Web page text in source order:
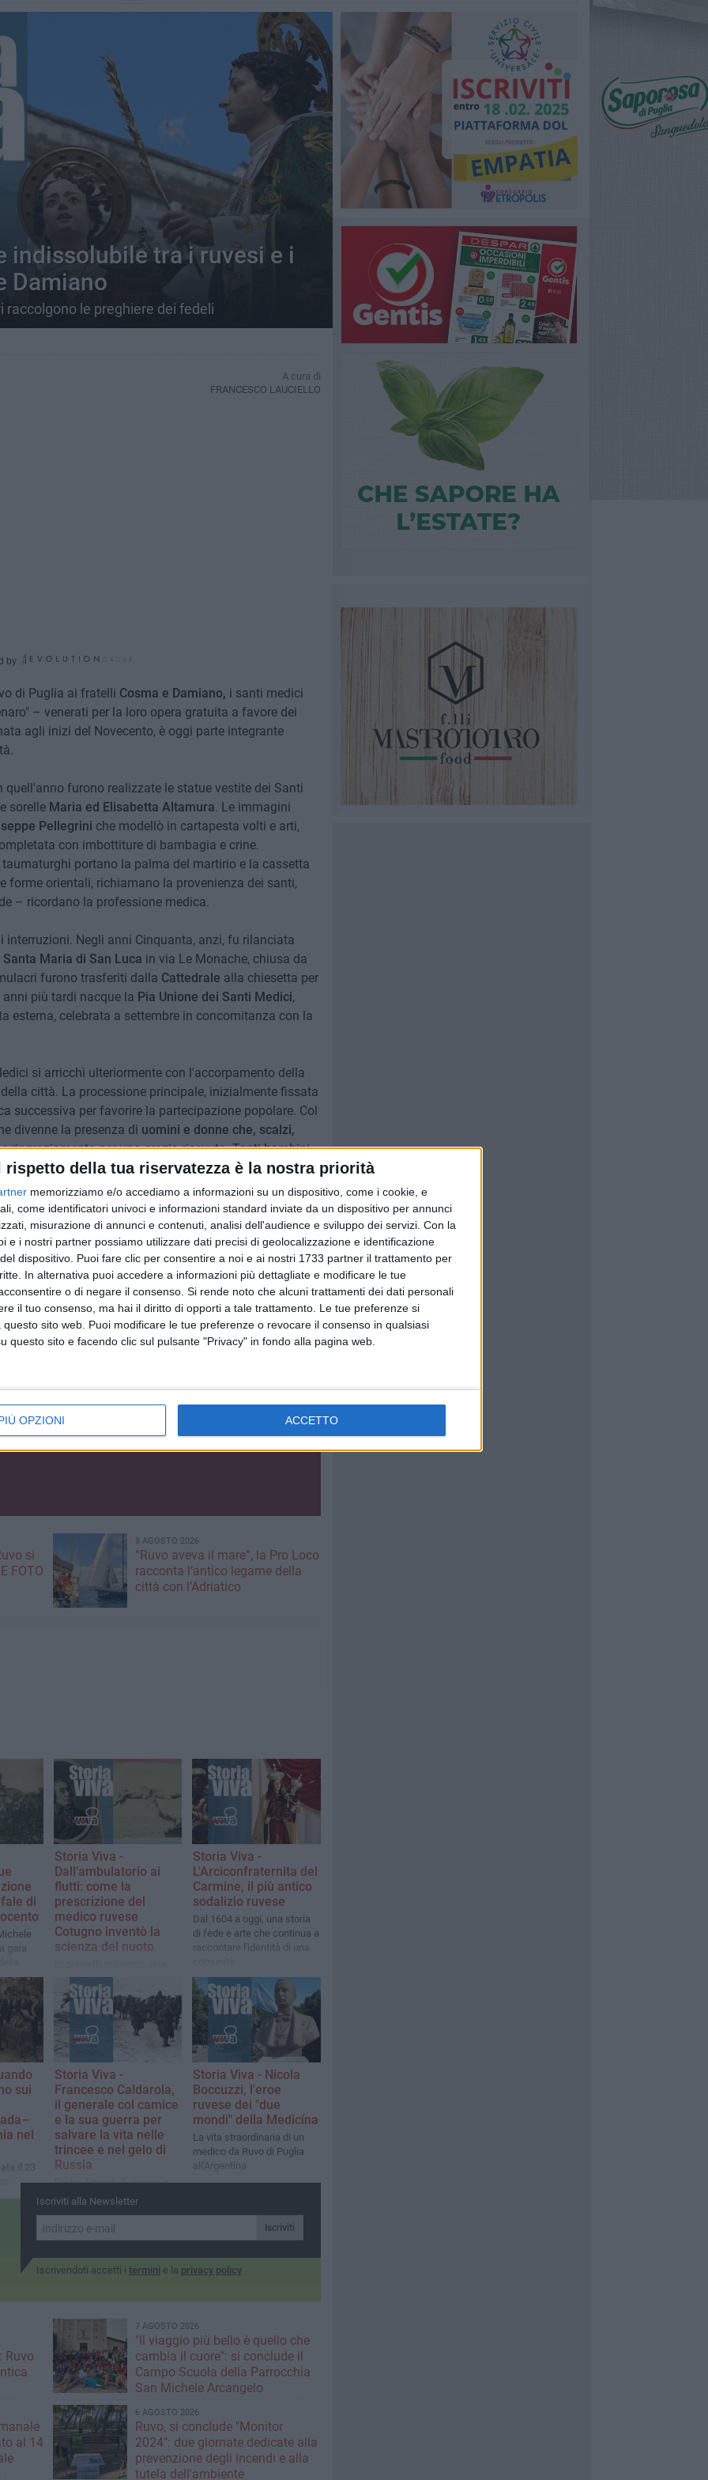
rispetto della tua riservatezza è la nostra priorità
memorizziamo e/o accediamo a informazioni su un dispositivo, come i cookie, e
come identificatori univoci e informazioni standard inviate da un dispositivo per annunci
misurazione di annunci e contenuti, analisi dell'audience e sviluppo dei servizi. Con la
e i nostri partner possiamo utilizzare dati precisi di geolocalizzazione e identificazione
dispositivo. Puoi fare clic per consentire a noi e ai nostri 1733 partner il trattamento per
In alternativa puoi accedere a informazioni più dettagliate e modificare le tue
o di negare il consenso. Si rende noto che alcuni trattamenti dei dati personali
il tuo consenso, ma hai il diritto di opporti a tale trattamento. Le tue preferenze si
sito web. Puoi modificare le tue preferenze o revocare il consenso in qualsiasi
questo sito e facendo clic sul pulsante "Privacy" in fondo alla pagina web.
OPZIONI ACCETTO
indissolubile tra i ruvesi e i
Damiano
le preghiere dei fedeli
A cura di
FRANCESCO LAUCIELLO
by
di Puglia ai fratelli Cosma e Damiano, i santi medici
– venerati per la loro opera gratuita a favore dei
agli inizi del Novecento, è oggi parte integrante
furono realizzate le statue vestite dei Santi
sorelle Maria ed Elisabetta Altamura. Le immagini
Pellegrini che modellò in cartapesta volti e arti,
con imbottiture di bambagia e crine.
portano la palma del martirio e la cassetta
forme orientali, richiamano la provenienza dei santi,
– ricordano la professione medica.
interruzioni. Negli anni Cinquanta, anzi, fu rilanciata
Santa Maria di San Luca in via Le Monache, chiusa da
furono trasferiti dalla Cattedrale alla chiesetta per
anni più tardi nacque la Pia Unione dei Santi Medici,
esterna, celebrata a settembre in concomitanza con la
si arricchì ulteriormente con l'accorpamento della
città. La processione principale, inizialmente fissata
successiva per favorire la partecipazione popolare. Col
divenne la presenza di uomini e donne che, scalzi,
ringraziamento per una grazia ricevuta. Tanti bambini
abiti realizzati a modello di quelli dei santi:
ricevuta, veri ex voto viventi.
a un accurato restauro, seguito dalla
e le arricchì con nuove palme d'argento e un
in occasione del centenario delle statue, una
due nuove vesti, riccamente decorate e ricamate in
le statue dei Santi Medici continuano a essere
ruvese. Cosma e Damiano, medici senza denaro,
generazioni di fedeli che li invocano con devozione.
si
FOTO
8 AGOSTO 2026
“Ruvo aveva il mare”, la Pro Loco
racconta l’antico legame della
città con l’Adriatico
di
gara
prima
del de
Storia Viva -
Dall’ambulatorio ai
flutti: come la
prescrizione del
medico ruvese
Cotugno inventò la
scienza del nuoto
grave crisi di salute portò il
canonico pugliese Oronzo
De Bernardi a scrivere il
primo trattato scientifico
sull'arte del galleggiamento.
Storia Viva -
L'Arciconfraternita del
Carmine, il più antico
sodalizio ruvese
Dal 1604 a oggi, una storia
di fede e arte che continua a
raccontare l'identità di una
sui
nel
il 23
della
Storia Viva -
Francesco Caldarola,
il generale col camice
e la sua guerra per
salvare la vita nelle
trincee e nel gelo di
Russia
Dietro il nome di una via a
Ruvo di Puglia, la storia
militare
Storia Viva - Nicola
Boccuzzi, l'eroe
ruvese dei "due
mondi" della Medicina
La vita straordinaria di un
medico da Ruvo di Puglia
all'Argentina
Iscriviti alla Newsletter
Iscriviti
Iscrivendoti accetti i termini e la privacy policy
Ruvo
7 AGOSTO 2026
"Il viaggio più bello è quello che
cambia il cuore": si conclude il
Campo Scuola della Parrocchia
San Michele Arcangelo
al 14
6 AGOSTO 2026
Ruvo, si conclude "Monitor
2024": due giornate dedicate alla
prevenzione degli incendi e alla
tutela dell'ambiente